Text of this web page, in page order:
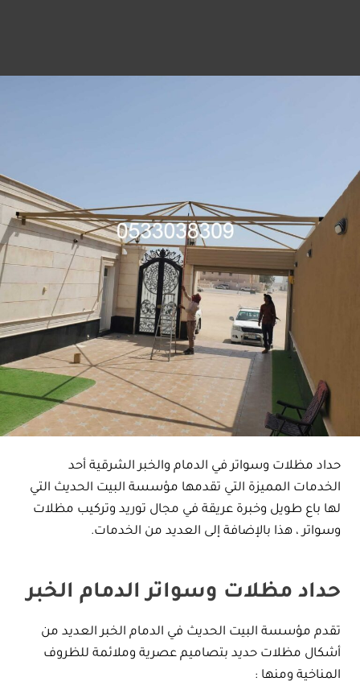
حداد مظلات وسواتر في الدمام والخبر الشرقية أحد
الخدمات المميزة التي تقدمها مؤسسة البيت الحديث التي
لها باع طويل وخبرة عريقة في مجال توريد وتركيب مظلات
وسواتر ، هذا بالإضافة إلى العديد من الخدمات.
حداد مظلات وسواتر الدمام الخبر
تقدم مؤسسة البيت الحديث في الدمام الخبر العديد من
أشكال مظلات حديد بتصاميم عصرية وملائمة للظروف
المناخية ومنها :